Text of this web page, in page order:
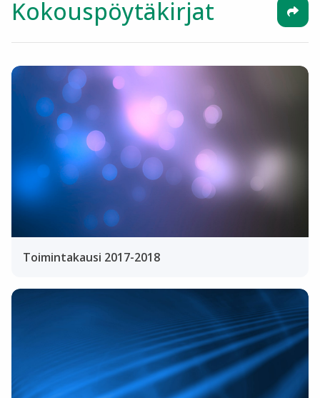
Kokouspöytäkirjat
Toimintakausi 2017-2018